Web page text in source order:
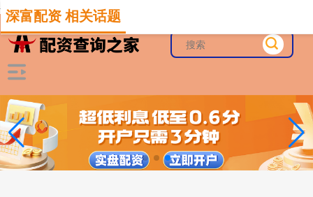
-->深富配资 相关话题